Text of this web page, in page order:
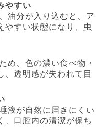
やすい
油分が入り込むと、ア
やすい状態になり、虫
め、色の濃い食べ物・
、透明感が失われて目
液が自然に届きにくい
、口腔内の清潔が保ち